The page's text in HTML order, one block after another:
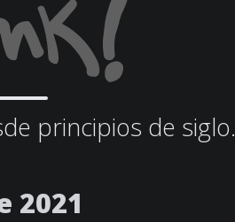
principios de siglo.
2021